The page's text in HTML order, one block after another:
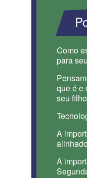
Como
para
que é e
seu
A
A